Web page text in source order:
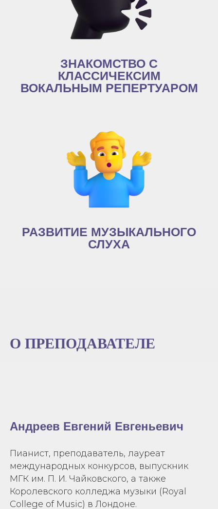
ЗНАКОМСТВО С
КЛАССИЧЕКСИМ
ВОКАЛЬНЫМ РЕПЕРТУАРОМ
РАЗВИТИЕ МУЗЫКАЛЬНОГО
СЛУХА
О ПРЕПОДАВАТЕЛЕ
Андреев Евгений Евгеньевич
Пианист, преподаватель, лауреат
международных конкурсов, выпускник
МГК им. П. И. Чайковского, а также
Королевского колледжа музыки (Royal
College of Music) в Лондоне.